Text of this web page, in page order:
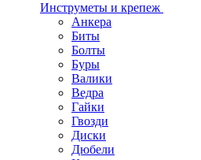
Инструметы и крепеж
Анкера
Биты
Болты
Буры
Валики
Ведра
Гайки
Гвозди
Диски
Дюбели